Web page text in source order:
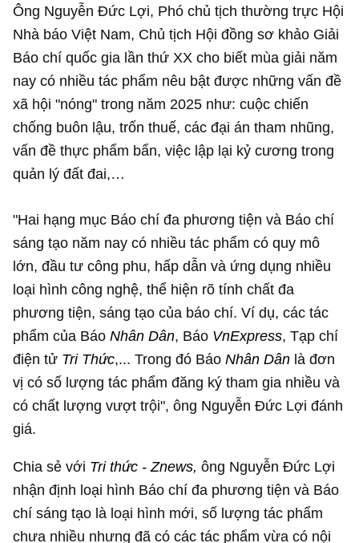
Ông Nguyễn Đức Lợi, Phó chủ tịch thường trực Hội
Nhà báo Việt Nam, Chủ tịch Hội đồng sơ khảo Giải
Báo chí quốc gia lần thứ XX cho biết mùa giải năm
nay có nhiều tác phẩm nêu bật được những vấn đề
xã hội "nóng" trong năm 2025 như: cuộc chiến
chống buôn lậu, trốn thuế, các đại án tham nhũng,
vấn đề thực phẩm bẩn, việc lập lại kỷ cương trong
quản lý đất đai,…
"Hai hạng mục Báo chí đa phương tiện và Báo chí
sáng tạo năm nay có nhiều tác phẩm có quy mô
lớn, đầu tư công phu, hấp dẫn và ứng dụng nhiều
loại hình công nghệ, thể hiện rõ tính chất đa
phương tiện, sáng tạo của báo chí. Ví dụ, các tác
phẩm của BáoNhân Dân, Báo VnExpress, Tạp chí
điện tử Tri Thức,... Trong đó BáoNhân Dân là đơn
vị có số lượng tác phẩm đăng ký tham gia nhiều và
có chất lượng vượt trội", ông Nguyễn Đức Lợi đánh
giá.
Chia sẻ với Tri thức - Znews,ông Nguyễn Đức Lợi
nhận định loại hình Báo chí đa phương tiện và Báo
chí sáng tạo là loại hình mới, số lượng tác phẩm
chưa nhiều nhưng đã có các tác phẩm vừa có nội